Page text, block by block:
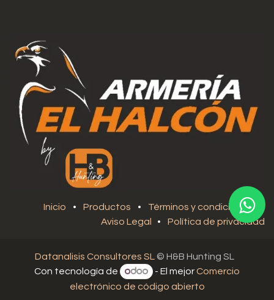
Inicio • Productos • Términos y condiciones
Aviso Legal
• Política de privacidad
Datanalisis Consultores SL © H&B Hunting SL
Con tecnología de
- El mejorComercio
electrónico de código abierto